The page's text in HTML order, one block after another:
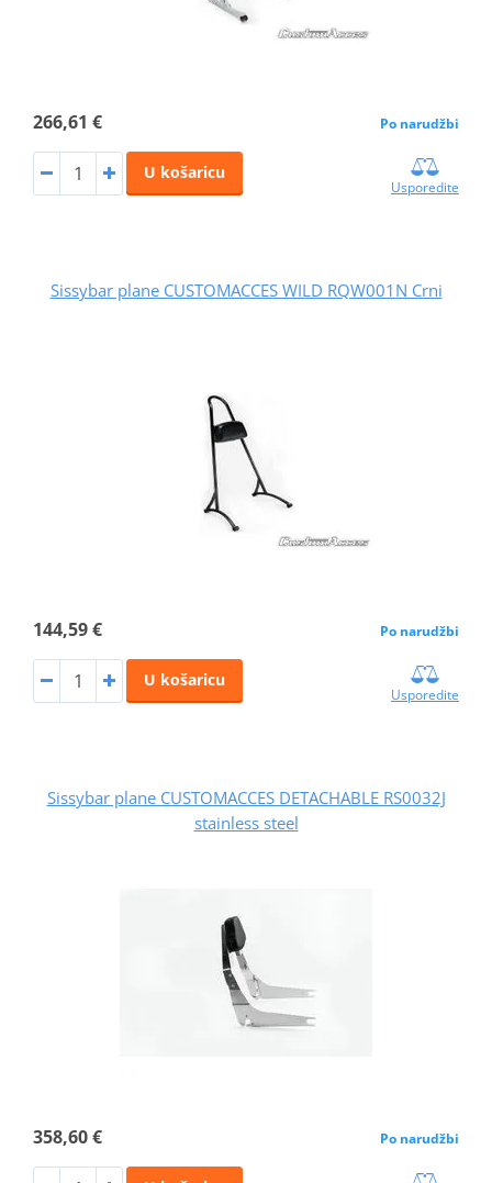
266,61 € Po narudžbi
U košaricu
Usporedite
Sissybar plane CUSTOMACCES WILD RQW001N Crni
144,59 € Po narudžbi
U košaricu
Usporedite
Sissybar plane CUSTOMACCES DETACHABLE RS0032J
stainless steel
358,60 € Po narudžbi